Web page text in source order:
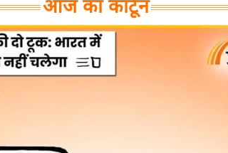
आज का कार्टून